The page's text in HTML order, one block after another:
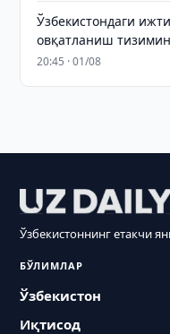
Ўзбекистондаги
овқатланиш
20:45 · 01/08
Ўзбекистоннинг етакчи
БЎЛИМЛАР
Ўзбекистон
Иқтисод